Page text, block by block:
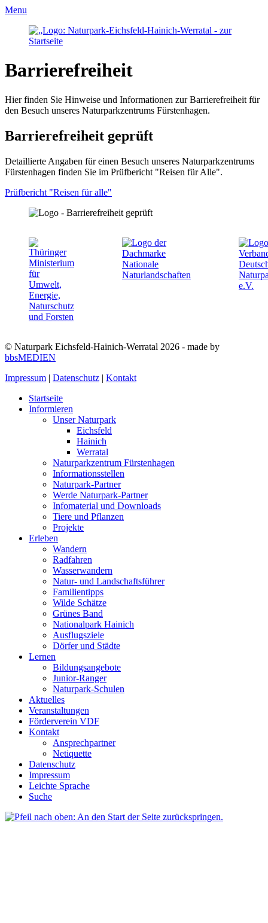
Menu
Barrierefreiheit
Hier finden Sie Hinweise und Informationen zur Barrierefreiheit für
den Besuch unseres Naturparkzentrums Fürstenhagen.
Barrierefreiheit geprüft
Detaillierte Angaben für einen Besuch unseres Naturparkzentrums
Fürstenhagen finden Sie im Prüfbericht "Reisen für Alle".
Prüfbericht "Reisen für alle"
© Naturpark Eichsfeld-Hainich-Werratal 2026 - made by
bbsMEDIEN
Impressum | Datenschutz | Kontakt
Startseite
Informieren
Unser Naturpark
Eichsfeld
Hainich
Werratal
Naturparkzentrum Fürstenhagen
Informationsstellen
Naturpark-Partner
Werde Naturpark-Partner
Infomaterial und Downloads
Tiere und Pflanzen
Projekte
Erleben
Wandern
Radfahren
Wasserwandern
Natur- und Landschaftsführer
Familientipps
Wilde Schätze
Grünes Band
Nationalpark Hainich
Ausflugsziele
Dörfer und Städte
Lernen
Bildungsangebote
Junior-Ranger
Naturpark-Schulen
Aktuelles
Veranstaltungen
Förderverein VDF
Kontakt
Ansprechpartner
Netiquette
Datenschutz
Impressum
Leichte Sprache
Suche